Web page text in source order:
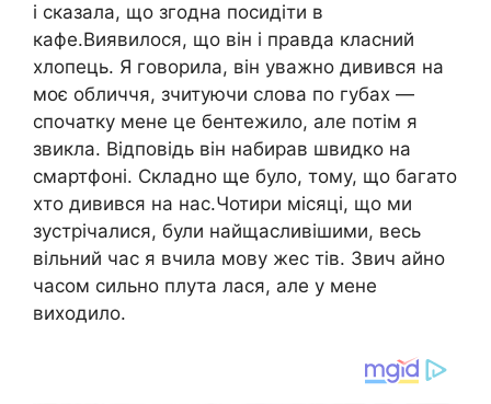
і сказала, що згодна посидіти в
кафе.Виявилося, що він і правда класний
хлопець. Я говорила, він уважно дивився на
моє обличчя, зчитуючи слова по губах —
спочатку мене це бентежило, але потім я
звикла. Відповідь він набирав швидко на
смартфоні. Складно ще було, тому, що багато
хто дивився на нас.Чотири місяці, що ми
зустрічалися, були найщасливішими, весь
вільний час я вчила мову жес тів. Звич айно
часом сильно плута лася, але у мене
виходило.